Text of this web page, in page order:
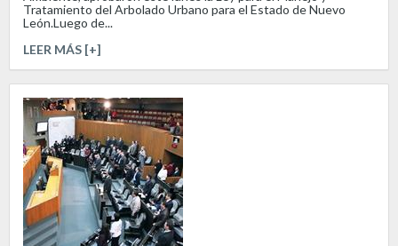
Tratamiento del Arbolado Urbano para el Estado de Nuevo
León.Luego de...
LEER MÁS [+]